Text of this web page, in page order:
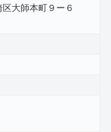
区大師本町９ー６